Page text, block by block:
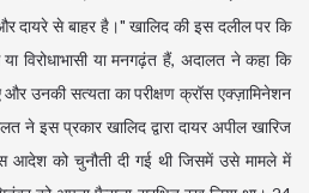
दायरे से बाहर है।" खालिद की इस दलील पर कि
विरोधाभासी या मनगढ़ंत हैं, अदालत ने कहा कि
और उनकी सत्यता का परीक्षण क्रॉस एक्ज़ामिनेशन
ने इस प्रकार खालिद द्वारा दायर अपील खारिज
आदेश को चुनौती दी गई थी जिसमें उसे मामले में